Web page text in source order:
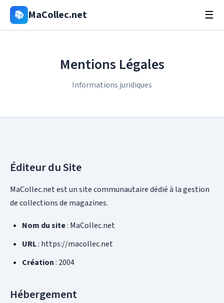
📚 MaCollec.net ☰
Mentions Légales
Informations juridiques
Éditeur du Site
MaCollec.net est un site communautaire dédié à la gestion
de collections de magazines.
Nom du site: MaCollec.net
URL: https://macollec.net
Création: 2004
Hébergement